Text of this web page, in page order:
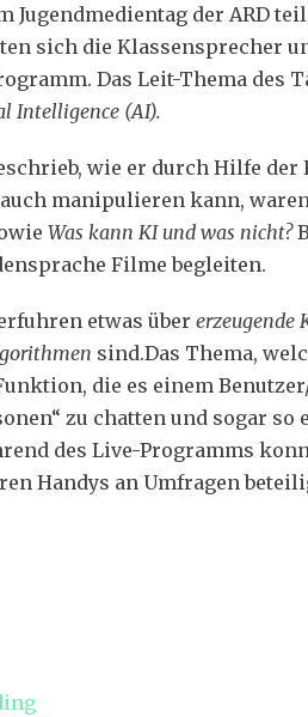
Jugendmedientag der ARD
sich die Klassensprecher
Das Leit-Thema des
Intelligence (AI).
wie er durch Hilfe
manipulieren kann,
Was kann KI und was nicht?
Filme begleiten.
etwas über erzeugende
sind.Das Thema,
die es einem
zu chatten und sogar so
des Live-Programms
Handys an Umfragen